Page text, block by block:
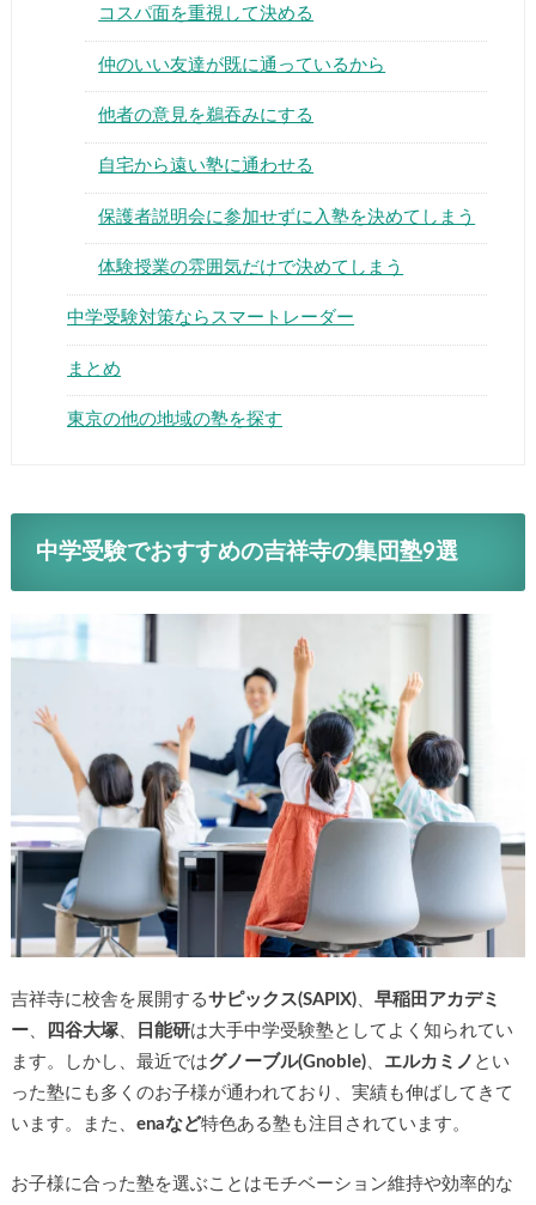
コスパ面を重視して決める
仲のいい友達が既に通っているから
他者の意見を鵜吞みにする
自宅から遠い塾に通わせる
保護者説明会に参加せずに入塾を決めてしまう
体験授業の雰囲気だけで決めてしまう
中学受験対策ならスマートレーダー
まとめ
東京の他の地域の塾を探す
中学受験でおすすめの吉祥寺の集団塾9選
吉祥寺に校舎を展開するサピックス(SAPIX)、 早稲田アカデミ
ー、 四谷大塚、 日能研は大手中学受験塾としてよく知られてい
ます。しかし、最近ではグノーブル(Gnoble)、 エルカミノ とい
った塾にも多くのお子様が通われており、実績も伸ばしてきて
います。また、 enaなど特色ある塾も注目されています。
お子様に合った塾を選ぶことはモチベーション維持や効率的な